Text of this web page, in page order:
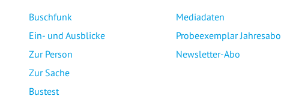
Buschfunk
Ein- und Ausblicke
Zur Person
Zur Sache
Bustest
Mediadaten
Probeexemplar Jahresabo
Newsletter-Abo